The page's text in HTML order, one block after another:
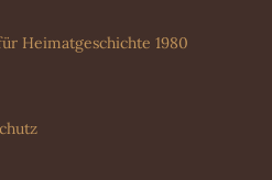
Heimatgeschichte 1980